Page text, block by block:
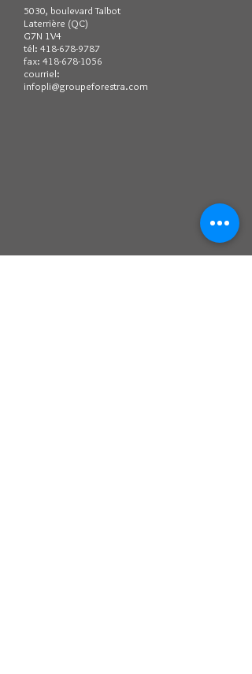
5030, boulevard Talbot
Laterrière (QC)
G7N 1V4
tél: 418-678-9787
fax: 418-678-1056
courriel:
infopli@groupeforestra.com